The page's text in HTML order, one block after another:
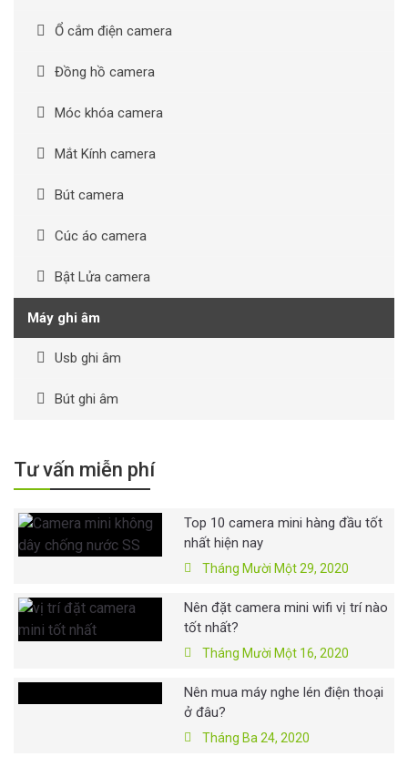
Ổ cắm điện camera
Đồng hồ camera
Móc khóa camera
Mắt Kính camera
Bút camera
Cúc áo camera
Bật Lửa camera
Máy ghi âm
Usb ghi âm
Bút ghi âm
Tư vấn miễn phí
Top 10 camera mini hàng đầu tốt
nhất hiện nay
Tháng Mười Một 29, 2020
Nên đặt camera mini wifi vị trí nào
tốt nhất?
Tháng Mười Một 16, 2020
Nên mua máy nghe lén điện thoại
ở đâu?
Tháng Ba 24, 2020